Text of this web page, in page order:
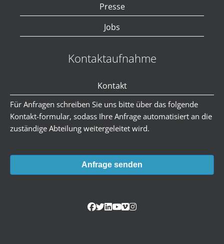
Presse
Jobs
Kontaktaufnahme
Kontakt
Für Anfragen schreiben Sie uns bitte über das folgende
Kontakt-formular, sodass Ihre Anfrage automatisiert an die
zuständige Abteilung weitergeleitet wird.
Anfrage senden